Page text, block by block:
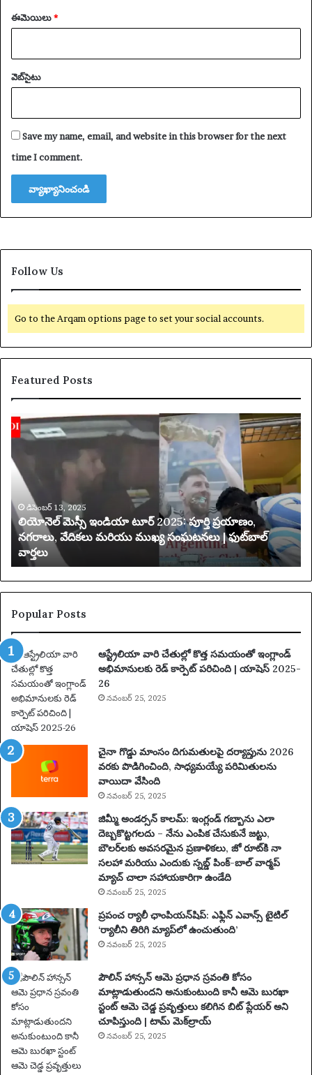
ఈమెయిలు*
వెబ్‌సైటు
Save my name, email, and website in this browser for the next
time I comment.
Follow Us
Go to the Arqam options page to set your social accounts.
Featured Posts
లి
యో
ల్
మె
ఇం
డి
యా
టూ
ర్
2
0
2
:
పూ
ర్తి
ప్ర
యా
ణం
,
న
గ
వే
ది
క
లు
యు
ము
ఖ్య
సం
ఘ
ట
న
లు
|
ఫు
ట్‌
బా
డిసెంబర్ 13, 2025
లియోనెల్ మెస్సీ ఇండియా టూర్ 2025: పూర్తి ప్రయాణం,
నగరాలు, వేదికలు మరియు ముఖ్య సంఘటనలు | ఫుట్‌బాల్
వార్తలు
ది
Popular Posts
ఆస్ట్రేలియా వారి చేతుల్లో కొత్త సమయంతో ఇంగ్లాండ్
అభిమానులకు రెడ్ కార్పెట్ పరిచింది | యాషెస్ 2025-
26
నవంబర్ 25, 2025
చైనా గొడ్డు మాంసం దిగుమతులపై దర్యాప్తును 2026
వరకు పొడిగించింది, సాధ్యమయ్యే పరిమితులను
వాయిదా వేసింది
నవంబర్ 25, 2025
జిమ్మీ అండర్సన్ కాలమ్: ఇంగ్లండ్ గబ్బాను ఎలా
దెబ్బకొట్టగలదు – నేను ఎంపిక చేసుకునే జట్టు,
బౌలర్‌లకు అవసరమైన ప్రణాళికలు, జో రూట్‌కి నా
సలహా మరియు ఎందుకు స్నబ్డ్ పింక్-బాల్ వార్మప్
మ్యాచ్ చాలా సహాయకారిగా ఉండేది
నవంబర్ 25, 2025
ప్రపంచ ర్యాలీ ఛాంపియన్‌షిప్: ఎఫ్లిన్ ఎవాన్స్ టైటిల్
‘ర్యాలీని తిరిగి మ్యాప్‌లో ఉంచుతుంది’
నవంబర్ 25, 2025
పౌలిన్ హాన్సన్ ఆమె ప్రధాన స్రవంతి కోసం
మాట్లాడుతుందని అనుకుంటుంది కానీ ఆమె బురఖా
స్టంట్ ఆమె చెడ్డ ప్రవృత్తులు కలిగిన బిట్ ప్లేయర్ అని
చూపిస్తుంది | టామ్ మెక్‌ల్రాయ్
నవంబర్ 25, 2025